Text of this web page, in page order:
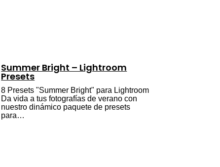
Summer Bright – Lightroom
Presets
8 Presets "Summer Bright" para Lightroom
Da vida a tus fotografías de verano con
nuestro dinámico paquete de presets
para…